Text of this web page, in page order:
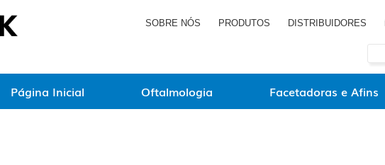
SOBRE NÓS PRODUTOS DISTRIBUIDORES
Página Inicial Oftalmologia Facetadoras e Afins